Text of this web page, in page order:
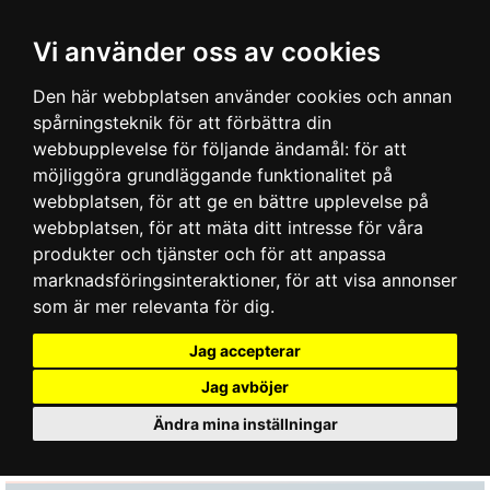
Vi använder oss av cookies
Den här webbplatsen använder cookies och annan
spårningsteknik för att förbättra din
webbupplevelse för följande ändamål: för att
möjliggöra grundläggande funktionalitet på
webbplatsen, för att ge en bättre upplevelse på
webbplatsen, för att mäta ditt intresse för våra
produkter och tjänster och för att anpassa
marknadsföringsinteraktioner, för att visa annonser
som är mer relevanta för dig.
Jag accepterar
Jag avböjer
Ändra mina inställningar